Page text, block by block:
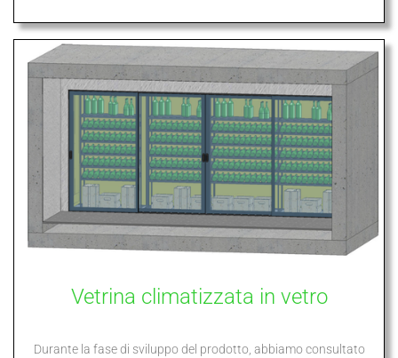
Vetrina climatizzata in vetro
Durante la fase di sviluppo del prodotto, abbiamo consultato